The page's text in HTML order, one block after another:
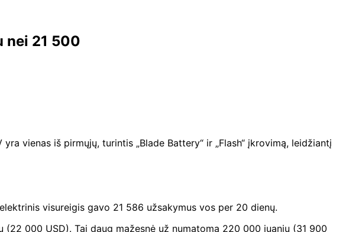
nei 21 500
vienas iš pirmųjų, turintis „Blade Battery“ ir „Flash“ įkrovimą, leidžiantį
visureigis gavo 21 586 užsakymus vos per 20 dienų.
000 USD). Tai daug mažesnė už numatomą 220 000 juanių (31 900